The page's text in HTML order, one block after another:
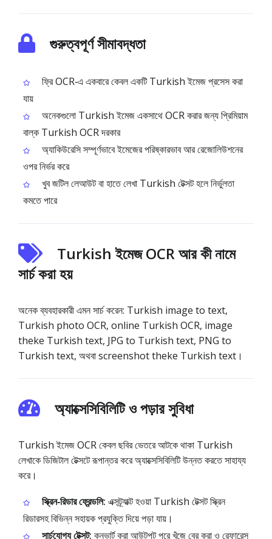
গুরুত্বপূর্ণ সীমাবদ্ধতা
ফ্রি OCR‑এ একবারে কেবল একটি Turkish ইমেজ প্রসেস করা
যায়
অনেকগুলো Turkish ইমেজ একসাথে OCR করার জন্য প্রিমিয়াম
বাল্ক Turkish OCR দরকার
অ্যাকিউরেসি সম্পূর্ণভাবে ইমেজের পরিষ্কারভাব আর রেজোলিউশনের
ওপর নির্ভর করে
খুব জটিল লেআউট বা হাতে লেখা Turkish টেক্সট হলে নির্ভুলতা
কমতে পারে
Turkish ইমেজ OCR আর কী নামে
সার্চ করা হয়
অনেক ব্যবহারকারী এমন সার্চ করেন: Turkish image to text,
Turkish photo OCR, online Turkish OCR, image
theke Turkish text, JPG to Turkish text, PNG to
Turkish text, অথবা screenshot theke Turkish text।
অ্যাক্সেসিবিলিটি ও পড়ার সুবিধা
Turkish ইমেজ OCR কেবল ছবির ভেতরে আটকে থাকা Turkish
লেখাকে ডিজিটাল টেক্সটে রূপান্তর করে অ্যাক্সেসিবিলিটি উন্নত করতে সাহায্য
করে।
স্ক্রিন‑রিডার ফ্রেন্ডলি: এক্সট্র্যাক্ট হওয়া Turkish টেক্সট স্ক্রিন
রিডারসহ বিভিন্ন সহায়ক প্রযুক্তি দিয়ে পড়া যায়।
সার্চযোগ্য টেক্সট: কনভার্ট করা আউটপুট পরে খুঁজে বের করা ও রেফারেন্স